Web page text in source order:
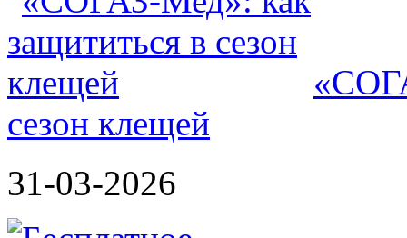
сезон клещей
31-03-2026